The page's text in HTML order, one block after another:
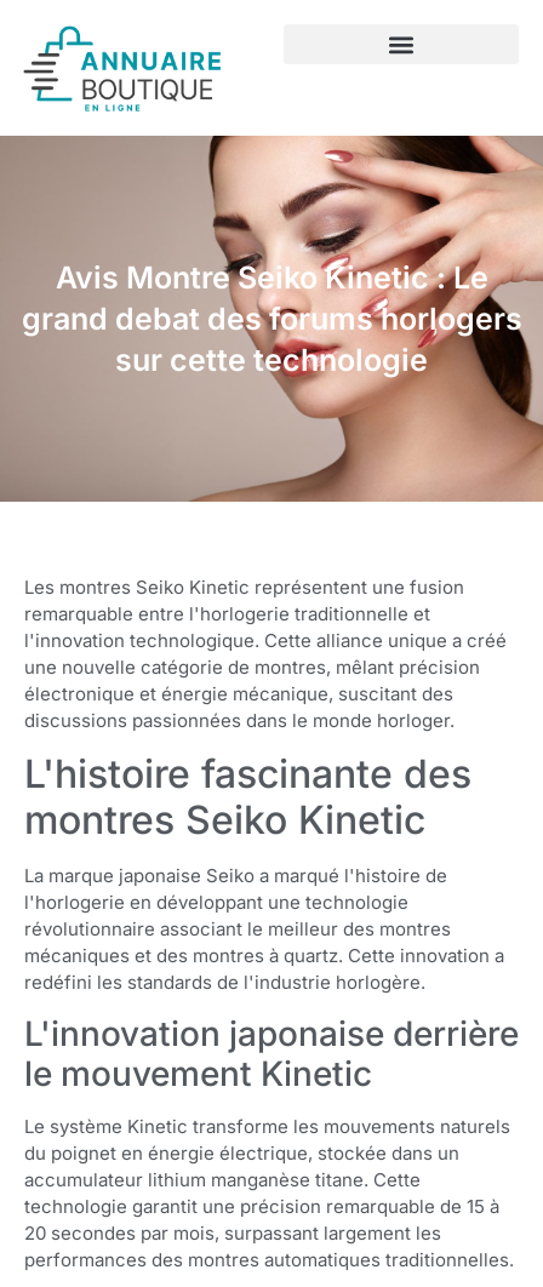
Avis Montre Seiko Kinetic : Le
grand debat des forums horlogers
sur cette technologie
Les montres Seiko Kinetic représentent une fusion
remarquable entre l'horlogerie traditionnelle et
l'innovation technologique. Cette alliance unique a créé
une nouvelle catégorie de montres, mêlant précision
électronique et énergie mécanique, suscitant des
discussions passionnées dans le monde horloger.
L'histoire fascinante des
montres Seiko Kinetic
La marque japonaise Seiko a marqué l'histoire de
l'horlogerie en développant une technologie
révolutionnaire associant le meilleur des montres
mécaniques et des montres à quartz. Cette innovation a
redéfini les standards de l'industrie horlogère.
L'innovation japonaise derrière
le mouvement Kinetic
Le système Kinetic transforme les mouvements naturels
du poignet en énergie électrique, stockée dans un
accumulateur lithium manganèse titane. Cette
technologie garantit une précision remarquable de 15 à
20 secondes par mois, surpassant largement les
performances des montres automatiques traditionnelles.